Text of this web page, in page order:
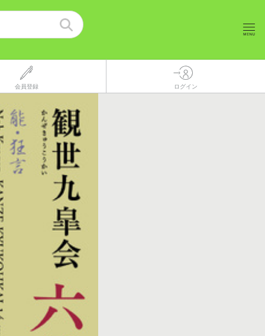
会員登録 ログイン